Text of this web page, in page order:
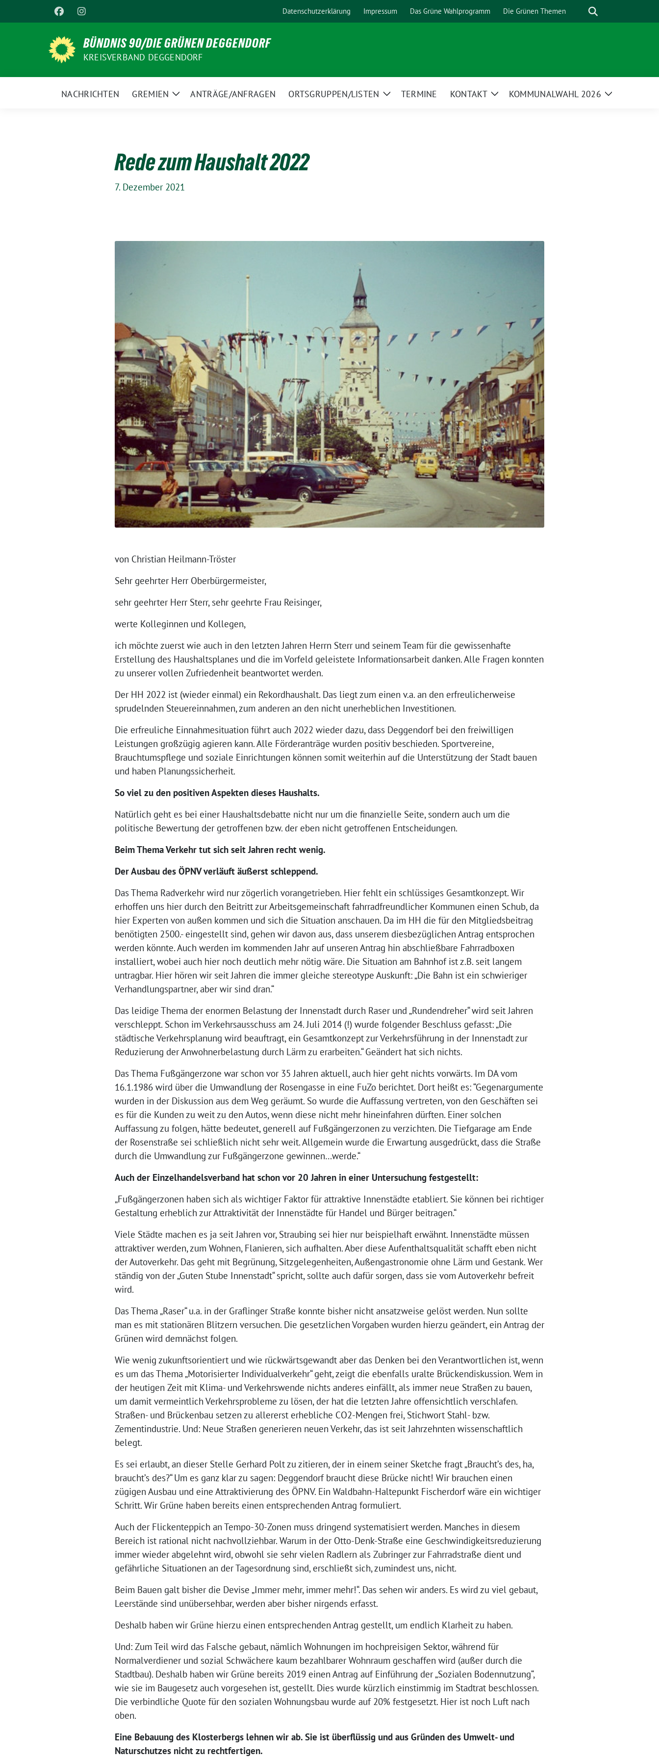
zum
Datenschutzerklärung Impressum Das Grüne Wahlprogramm Die Grünen Themen Suche
BÜNDNIS 90/DIE GRÜNEN DEGGENDORF
KREISVERBAND DEGGENDORF
NACHRICHTEN GREMIEN
ZeigeANTRÄGE/ANFRAGEN ORTSGRUPPEN/LISTEN
ZeigeTERMINE KONTAKT
ZeigeKOMMUNALWAHL 2026
Zeige
Rede zum Haushalt 2022
7. Dezember 2021
von Christian Heilmann-Tröster
Sehr geehrter Herr Oberbürgermeister,
sehr geehrter Herr Sterr, sehr geehrte Frau Reisinger,
werte Kolleginnen und Kollegen,
ich möchte zuerst wie auch in den letzten Jahren Herrn Sterr und seinem Team für die gewissenhafte
Erstellung des Haushaltsplanes und die im Vorfeld geleistete Informationsarbeit danken. Alle Fragen konnten
zu unserer vollen Zufriedenheit beantwortet werden.
Der HH 2022 ist (wieder einmal) ein Rekordhaushalt. Das liegt zum einen v.a. an den erfreulicherweise
sprudelnden Steuereinnahmen, zum anderen an den nicht unerheblichen Investitionen.
Die erfreuliche Einnahmesituation führt auch 2022 wieder dazu, dass Deggendorf bei den freiwilligen
Leistungen großzügig agieren kann. Alle Förderanträge wurden positiv beschieden. Sportvereine,
Brauchtumspflege und soziale Einrichtungen können somit weiterhin auf die Unterstützung der Stadt bauen
und haben Planungssicherheit.
So viel zu den positiven Aspekten dieses Haushalts.
Natürlich geht es bei einer Haushaltsdebatte nicht nur um die finanzielle Seite, sondern auch um die
politische Bewertung der getroffenen bzw. der eben nicht getroffenen Entscheidungen.
Beim Thema Verkehr tut sich seit Jahren recht wenig.
Der Ausbau des ÖPNV verläuft äußerst schleppend.
Das Thema Radverkehr wird nur zögerlich vorangetrieben. Hier fehlt ein schlüssiges Gesamtkonzept. Wir
erhoffen uns hier durch den Beitritt zur Arbeitsgemeinschaft fahrradfreundlicher Kommunen einen Schub, da
hier Experten von außen kommen und sich die Situation anschauen. Da im HH die für den Mitgliedsbeitrag
benötigten 2500.- eingestellt sind, gehen wir davon aus, dass unserem diesbezüglichen Antrag entsprochen
werden könnte. Auch werden im kommenden Jahr auf unseren Antrag hin abschließbare Fahrradboxen
installiert, wobei auch hier noch deutlich mehr nötig wäre. Die Situation am Bahnhof ist z.B. seit langem
untragbar. Hier hören wir seit Jahren die immer gleiche stereotype Auskunft: „Die Bahn ist ein schwieriger
Verhandlungspartner, aber wir sind dran.“
Das leidige Thema der enormen Belastung der Innenstadt durch Raser und „Rundendreher“ wird seit Jahren
verschleppt. Schon im Verkehrsausschuss am 24. Juli 2014 (!) wurde folgender Beschluss gefasst: „Die
städtische Verkehrsplanung wird beauftragt, ein Gesamtkonzept zur Verkehrsführung in der Innenstadt zur
Reduzierung der Anwohnerbelastung durch Lärm zu erarbeiten.“ Geändert hat sich nichts.
Das Thema Fußgängerzone war schon vor 35 Jahren aktuell, auch hier geht nichts vorwärts. Im DA vom
16.1.1986 wird über die Umwandlung der Rosengasse in eine FuZo berichtet. Dort heißt es: “Gegenargumente
wurden in der Diskussion aus dem Weg geräumt. So wurde die Auffassung vertreten, von den Geschäften sei
es für die Kunden zu weit zu den Autos, wenn diese nicht mehr hineinfahren dürften. Einer solchen
Auffassung zu folgen, hätte bedeutet, generell auf Fußgängerzonen zu verzichten. Die Tiefgarage am Ende
der Rosenstraße sei schließlich nicht sehr weit. Allgemein wurde die Erwartung ausgedrückt, dass die Straße
durch die Umwandlung zur Fußgängerzone gewinnen…werde.“
Auch der Einzelhandelsverband hat schon vor 20 Jahren in einer Untersuchung festgestellt:
„Fußgängerzonen haben sich als wichtiger Faktor für attraktive Innenstädte etabliert. Sie können bei richtiger
Gestaltung erheblich zur Attraktivität der Innenstädte für Handel und Bürger beitragen.“
Viele Städte machen es ja seit Jahren vor, Straubing sei hier nur beispielhaft erwähnt. Innenstädte müssen
attraktiver werden, zum Wohnen, Flanieren, sich aufhalten. Aber diese Aufenthaltsqualität schafft eben nicht
der Autoverkehr. Das geht mit Begrünung, Sitzgelegenheiten, Außengastronomie ohne Lärm und Gestank. Wer
ständig von der „Guten Stube Innenstadt“ spricht, sollte auch dafür sorgen, dass sie vom Autoverkehr befreit
wird.
Das Thema „Raser“ u.a. in der Graflinger Straße konnte bisher nicht ansatzweise gelöst werden. Nun sollte
man es mit stationären Blitzern versuchen. Die gesetzlichen Vorgaben wurden hierzu geändert, ein Antrag der
Grünen wird demnächst folgen.
Wie wenig zukunftsorientiert und wie rückwärtsgewandt aber das Denken bei den Verantwortlichen ist, wenn
es um das Thema „Motorisierter Individualverkehr“ geht, zeigt die ebenfalls uralte Brückendiskussion. Wem in
der heutigen Zeit mit Klima- und Verkehrswende nichts anderes einfällt, als immer neue Straßen zu bauen,
um damit vermeintlich Verkehrsprobleme zu lösen, der hat die letzten Jahre offensichtlich verschlafen.
Straßen- und Brückenbau setzen zu allererst erhebliche CO2-Mengen frei, Stichwort Stahl- bzw.
Zementindustrie. Und: Neue Straßen generieren neuen Verkehr, das ist seit Jahrzehnten wissenschaftlich
belegt.
Es sei erlaubt, an dieser Stelle Gerhard Polt zu zitieren, der in einem seiner Sketche fragt „Braucht’s des, ha,
braucht’s des?“ Um es ganz klar zu sagen: Deggendorf braucht diese Brücke nicht! Wir brauchen einen
zügigen Ausbau und eine Attraktivierung des ÖPNV. Ein Waldbahn-Haltepunkt Fischerdorf wäre ein wichtiger
Schritt. Wir Grüne haben bereits einen entsprechenden Antrag formuliert.
Auch der Flickenteppich an Tempo-30-Zonen muss dringend systematisiert werden. Manches in diesem
Bereich ist rational nicht nachvollziehbar. Warum in der Otto-Denk-Straße eine Geschwindigkeitsreduzierung
immer wieder abgelehnt wird, obwohl sie sehr vielen Radlern als Zubringer zur Fahrradstraße dient und
gefährliche Situationen an der Tagesordnung sind, erschließt sich, zumindest uns, nicht.
Beim Bauen galt bisher die Devise „Immer mehr, immer mehr!“. Das sehen wir anders. Es wird zu viel gebaut,
Leerstände sind unübersehbar, werden aber bisher nirgends erfasst.
Deshalb haben wir Grüne hierzu einen entsprechenden Antrag gestellt, um endlich Klarheit zu haben.
Und: Zum Teil wird das Falsche gebaut, nämlich Wohnungen im hochpreisigen Sektor, während für
Normalverdiener und sozial Schwächere kaum bezahlbarer Wohnraum geschaffen wird (außer durch die
Stadtbau). Deshalb haben wir Grüne bereits 2019 einen Antrag auf Einführung der „Sozialen Bodennutzung“,
wie sie im Baugesetz auch vorgesehen ist, gestellt. Dies wurde kürzlich einstimmig im Stadtrat beschlossen.
Die verbindliche Quote für den sozialen Wohnungsbau wurde auf 20% festgesetzt. Hier ist noch Luft nach
oben.
Eine Bebauung des Klosterbergs lehnen wir ab. Sie ist überflüssig und aus Gründen des Umwelt- und
Naturschutzes nicht zu rechtfertigen.